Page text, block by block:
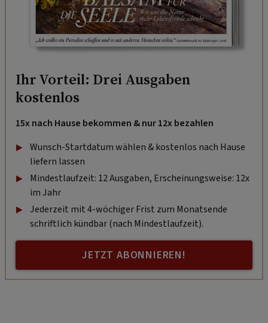
Ihr Vorteil: Drei Ausgaben
kostenlos
15x nach Hause bekommen & nur 12x bezahlen
Wunsch-Startdatum wählen & kostenlos nach Hause
liefern lassen
Mindestlaufzeit: 12 Ausgaben, Erscheinungsweise: 12x
im Jahr
Jederzeit mit 4-wöchiger Frist zum Monatsende
schriftlich kündbar (nach Mindestlaufzeit).
JETZT ABONNIEREN!